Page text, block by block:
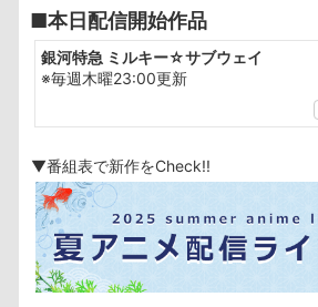
■本日配信開始作品
銀河特急 ミルキー☆サブウェイ
※毎週木曜23:00更新
▼番組表で新作をCheck!!